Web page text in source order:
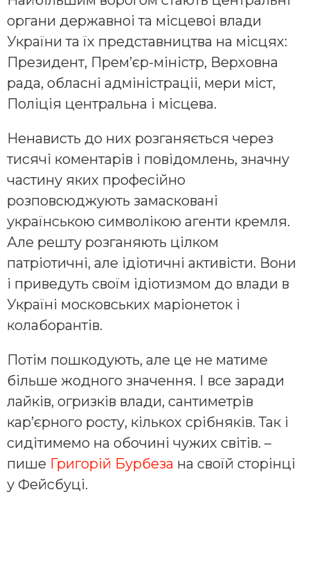
органи державноі та місцевоі влади
України та їх представництва на місцях:
Президент, Прем’єр-міністр, Верховна
рада, обласні адміністраціі, мери міст,
Поліція центральна і місцева.
Ненависть до них розганяється через
тисячі коментарів і повідомлень, значну
частину яких професійно
розповсюджують замасковані
українською символікою агенти кремля.
Але решту розганяють цілком
патріотичні, але ідіотичні активісти. Вони
і приведуть своїм ідіотизмом до влади в
Україні московських маріонеток і
колаборантів.
Потім пошкодують, але це не матиме
більше жодного значення. І все заради
лайків, огризків влади, сантиметрів
кар’єрного росту, кількох срібняків. Так і
сидітимемо на обочині чужих світів. –
пише Григорій Бурбеза на своїй сторінці
у Фейсбуці.